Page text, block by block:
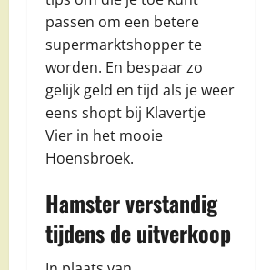
passen om een betere
supermarktshopper te
worden. En bespaar zo
gelijk geld en tijd als je weer
eens shopt bij Klavertje
Vier in het mooie
Hoensbroek.
Hamster verstandig
tijdens de uitverkoop